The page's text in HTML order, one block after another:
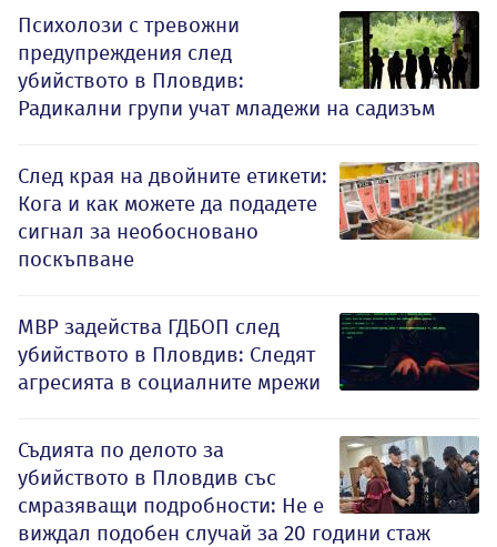
Психолози с тревожни
предупреждения след
убийството в Пловдив:
Радикални групи учат младежи на садизъм
След края на двойните етикети:
Кога и как можете да подадете
сигнал за необосновано
поскъпване
МВР задейства ГДБОП след
убийството в Пловдив: Следят
агресията в социалните мрежи
Съдията по делото за
убийството в Пловдив със
смразяващи подробности: Не е
виждал подобен случай за 20 години стаж